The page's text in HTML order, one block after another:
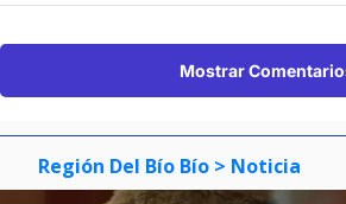
Mostrar
Región Del Bío Bío > Noticia